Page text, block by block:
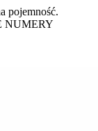
pojemność.
NUMERY